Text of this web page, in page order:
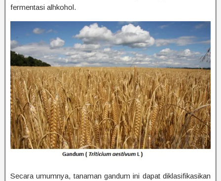
fermentasi alhkohol.
Secara umumnya, tanaman gandum ini dapat diklasifikasikan